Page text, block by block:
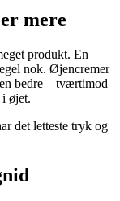
mere
produkt. En
nok. Øjencremer
bedre – tværtimod
øjet.
det letteste tryk og